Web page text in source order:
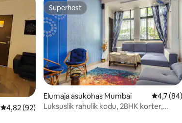
Keskmine hinnang 4,82/5, 92 hinnangut
4,82 (92)
Superhost
Superhost
Elumaja asukohas Mumbai
4,7 (84)
Luksuslik rahulik kodu, 2BHK korter,